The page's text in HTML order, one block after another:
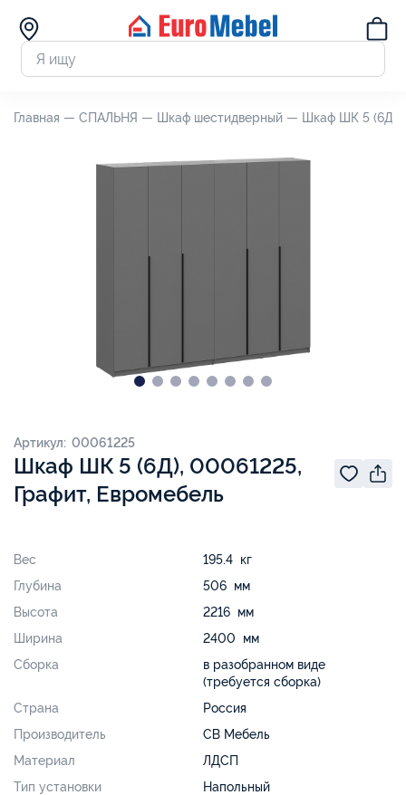
Главная — СПАЛЬНЯ — Шкаф шестидверный — Шкаф ШК 5 (6Д),
Шкаф ШК 5 (6Д), 00061225,
Графит, Евромебель
Артикул: 00061225
Вес
195.4 кг
Глубина
506 мм
Высота
2216 мм
Ширина
2400 мм
Сборка
в разобранном виде
(требуется сборка)
Страна
Россия
Производитель
СВ Мебель
Материал
ЛДСП
Тип установки
Напольный